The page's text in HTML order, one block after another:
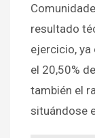
resultado
ejercicio, ya
el 20,50%
también el
situándose